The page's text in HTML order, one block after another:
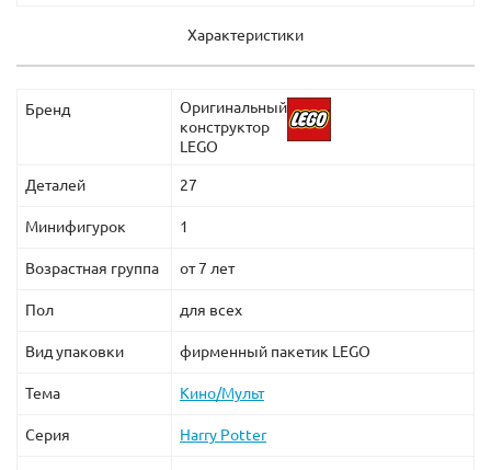
Характеристики
Бренд
Оригинальный
конструктор
LEGO
Деталей 27
Минифигурок 1
Возрастная группа от 7 лет
Пол для всех
Вид упаковки фирменный пакетик LEGO
Тема Кино/Мульт
Серия Harry Potter